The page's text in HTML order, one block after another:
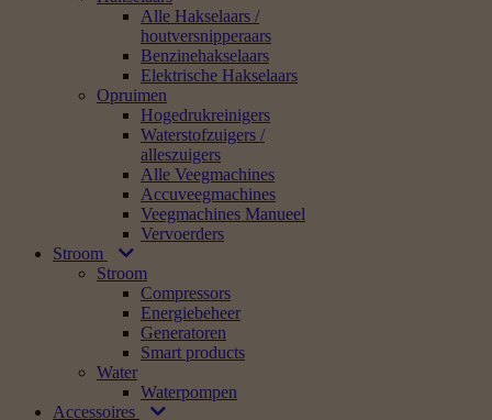
Alle Hakselaars /
houtversnipperaars
Benzinehakselaars
Elektrische Hakselaars
Opruimen
Hogedrukreinigers
Waterstofzuigers /
alleszuigers
Alle Veegmachines
Accuveegmachines
Veegmachines Manueel
Vervoerders
Stroom
Stroom
Compressors
Energiebeheer
Generatoren
Smart products
Water
Waterpompen
Accessoires